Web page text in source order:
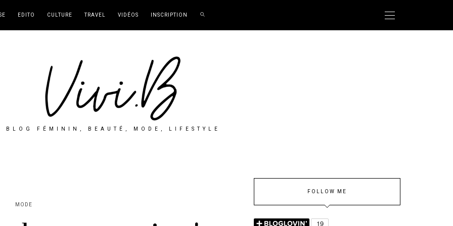
EDITO CULTURE TRAVEL VIDÉOS INSCRIPTION
BLOG FÉMININ, BEAUTÉ, MODE, LIFESTYLE
MODE
FOLLOW ME